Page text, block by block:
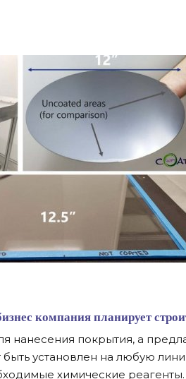
компания планирует
нанесения покрытия, а
установлен на любую
химические реагенты.